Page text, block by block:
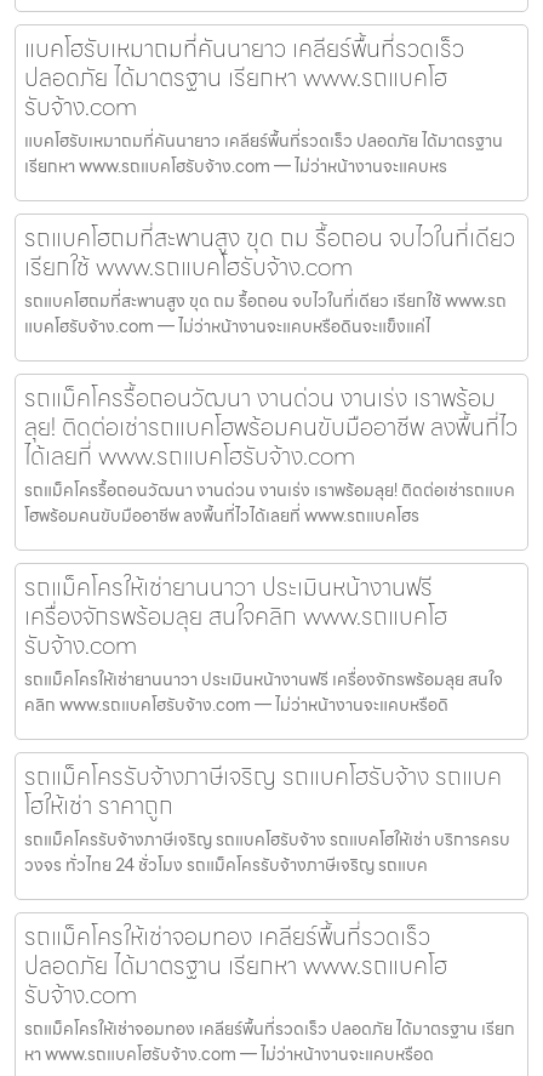
แบคโฮรับเหมาถมที่คันนายาว เคลียร์พื้นที่รวดเร็ว
ปลอดภัย ได้มาตรฐาน เรียกหา www.รถแบคโฮ
รับจ้าง.com
แบคโฮรับเหมาถมที่คันนายาว เคลียร์พื้นที่รวดเร็ว ปลอดภัย ได้มาตรฐาน
เรียกหา www.รถแบคโฮรับจ้าง.com — ไม่ว่าหน้างานจะแคบหร
รถแบคโฮถมที่สะพานสูง ขุด ถม รื้อถอน จบไวในที่เดียว
เรียกใช้ www.รถแบคโฮรับจ้าง.com
รถแบคโฮถมที่สะพานสูง ขุด ถม รื้อถอน จบไวในที่เดียว เรียกใช้ www.รถ
แบคโฮรับจ้าง.com — ไม่ว่าหน้างานจะแคบหรือดินจะแข็งแค่ไ
รถแม็คโครรื้อถอนวัฒนา งานด่วน งานเร่ง เราพร้อม
ลุย! ติดต่อเช่ารถแบคโฮพร้อมคนขับมืออาชีพ ลงพื้นที่ไว
ได้เลยที่ www.รถแบคโฮรับจ้าง.com
รถแม็คโครรื้อถอนวัฒนา งานด่วน งานเร่ง เราพร้อมลุย! ติดต่อเช่ารถแบค
โฮพร้อมคนขับมืออาชีพ ลงพื้นที่ไวได้เลยที่ www.รถแบคโฮร
รถแม็คโครให้เช่ายานนาวา ประเมินหน้างานฟรี
เครื่องจักรพร้อมลุย สนใจคลิก www.รถแบคโฮ
รับจ้าง.com
รถแม็คโครให้เช่ายานนาวา ประเมินหน้างานฟรี เครื่องจักรพร้อมลุย สนใจ
คลิก www.รถแบคโฮรับจ้าง.com — ไม่ว่าหน้างานจะแคบหรือดิ
รถแม็คโครรับจ้างภาษีเจริญ รถแบคโฮรับจ้าง รถแบค
โฮให้เช่า ราคาถูก
รถแม็คโครรับจ้างภาษีเจริญ รถแบคโฮรับจ้าง รถแบคโฮให้เช่า บริการครบ
วงจร ทั่วไทย 24 ชั่วโมง รถแม็คโครรับจ้างภาษีเจริญ รถแบค
รถแม็คโครให้เช่าจอมทอง เคลียร์พื้นที่รวดเร็ว
ปลอดภัย ได้มาตรฐาน เรียกหา www.รถแบคโฮ
รับจ้าง.com
รถแม็คโครให้เช่าจอมทอง เคลียร์พื้นที่รวดเร็ว ปลอดภัย ได้มาตรฐาน เรียก
หา www.รถแบคโฮรับจ้าง.com — ไม่ว่าหน้างานจะแคบหรือด